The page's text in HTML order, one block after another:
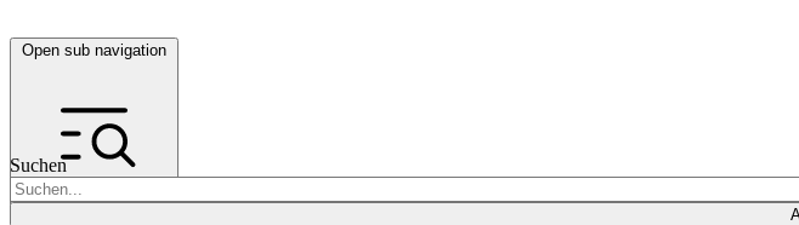
Open sub navigation
Suchen